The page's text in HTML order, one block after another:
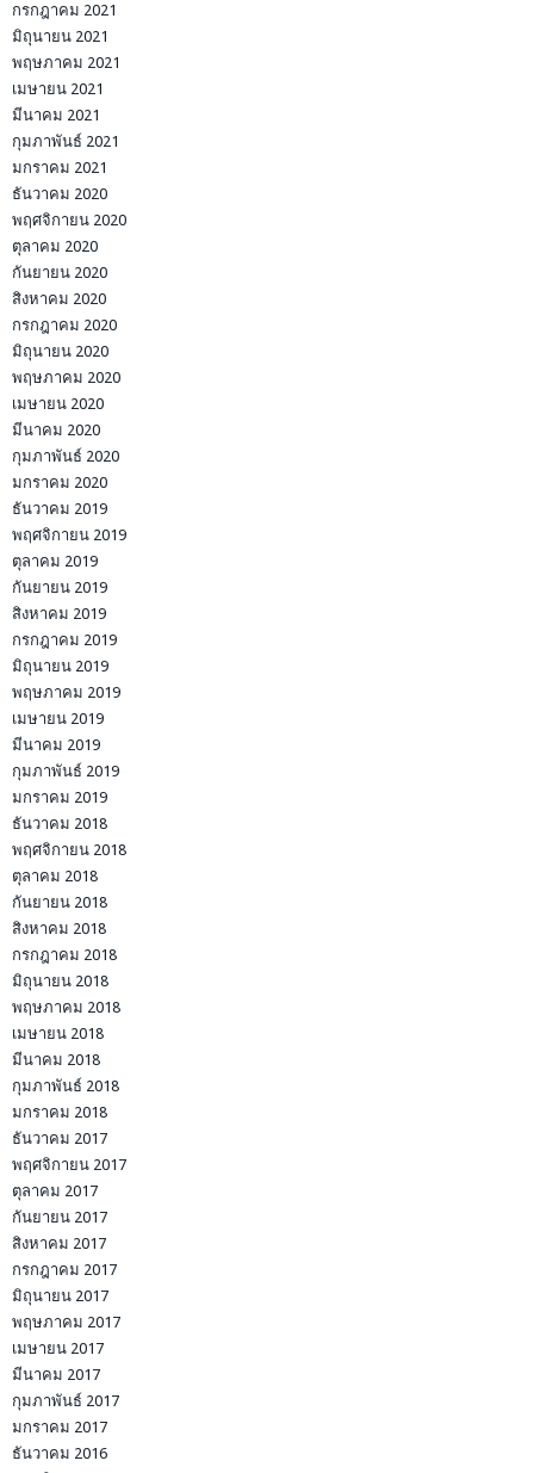
กรกฎาคม 2021
มิถุนายน 2021
พฤษภาคม 2021
เมษายน 2021
มีนาคม 2021
กุมภาพันธ์ 2021
มกราคม 2021
ธันวาคม 2020
พฤศจิกายน 2020
ตุลาคม 2020
กันยายน 2020
สิงหาคม 2020
กรกฎาคม 2020
มิถุนายน 2020
พฤษภาคม 2020
เมษายน 2020
มีนาคม 2020
กุมภาพันธ์ 2020
มกราคม 2020
ธันวาคม 2019
พฤศจิกายน 2019
ตุลาคม 2019
กันยายน 2019
สิงหาคม 2019
กรกฎาคม 2019
มิถุนายน 2019
พฤษภาคม 2019
เมษายน 2019
มีนาคม 2019
กุมภาพันธ์ 2019
มกราคม 2019
ธันวาคม 2018
พฤศจิกายน 2018
ตุลาคม 2018
กันยายน 2018
สิงหาคม 2018
กรกฎาคม 2018
มิถุนายน 2018
พฤษภาคม 2018
เมษายน 2018
มีนาคม 2018
กุมภาพันธ์ 2018
มกราคม 2018
ธันวาคม 2017
พฤศจิกายน 2017
ตุลาคม 2017
กันยายน 2017
สิงหาคม 2017
กรกฎาคม 2017
มิถุนายน 2017
พฤษภาคม 2017
เมษายน 2017
มีนาคม 2017
กุมภาพันธ์ 2017
มกราคม 2017
ธันวาคม 2016